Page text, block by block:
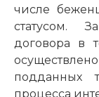
числе
статусом.
договора в
подданных
процесса